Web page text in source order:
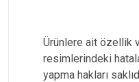
Ürünlere ait özellik
resimlerindeki
yapma hakları